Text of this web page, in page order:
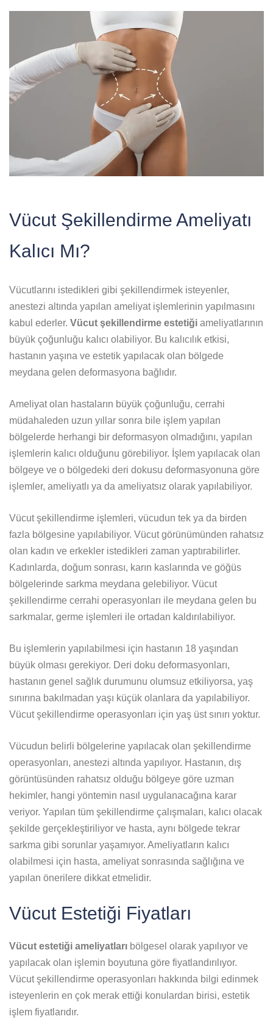
Vücut Şekillendirme Ameliyatı
Kalıcı Mı?
Vücutlarını istedikleri gibi şekillendirmek isteyenler,
anestezi altında yapılan ameliyat işlemlerinin yapılmasını
kabul ederler. Vücut şekillendirme estetiği ameliyatlarının
büyük çoğunluğu kalıcı olabiliyor. Bu kalıcılık etkisi,
hastanın yaşına ve estetik yapılacak olan bölgede
meydana gelen deformasyona bağlıdır.
Ameliyat olan hastaların büyük çoğunluğu, cerrahi
müdahaleden uzun yıllar sonra bile işlem yapılan
bölgelerde herhangi bir deformasyon olmadığını, yapılan
işlemlerin kalıcı olduğunu görebiliyor. İşlem yapılacak olan
bölgeye ve o bölgedeki deri dokusu deformasyonuna göre
işlemler, ameliyatlı ya da ameliyatsız olarak yapılabiliyor.
Vücut şekillendirme işlemleri, vücudun tek ya da birden
fazla bölgesine yapılabiliyor. Vücut görünümünden rahatsız
olan kadın ve erkekler istedikleri zaman yaptırabilirler.
Kadınlarda, doğum sonrası, karın kaslarında ve göğüs
bölgelerinde sarkma meydana gelebiliyor. Vücut
şekillendirme cerrahi operasyonları ile meydana gelen bu
sarkmalar, germe işlemleri ile ortadan kaldırılabiliyor.
Bu işlemlerin yapılabilmesi için hastanın 18 yaşından
büyük olması gerekiyor. Deri doku deformasyonları,
hastanın genel sağlık durumunu olumsuz etkiliyorsa, yaş
sınırına bakılmadan yaşı küçük olanlara da yapılabiliyor.
Vücut şekillendirme operasyonları için yaş üst sınırı yoktur.
Vücudun belirli bölgelerine yapılacak olan şekillendirme
operasyonları, anestezi altında yapılıyor. Hastanın, dış
görüntüsünden rahatsız olduğu bölgeye göre uzman
hekimler, hangi yöntemin nasıl uygulanacağına karar
veriyor. Yapılan tüm şekillendirme çalışmaları, kalıcı olacak
şekilde gerçekleştiriliyor ve hasta, aynı bölgede tekrar
sarkma gibi sorunlar yaşamıyor. Ameliyatların kalıcı
olabilmesi için hasta, ameliyat sonrasında sağlığına ve
yapılan önerilere dikkat etmelidir.
Vücut Estetiği Fiyatları
Vücut estetiği ameliyatları bölgesel olarak yapılıyor ve
yapılacak olan işlemin boyutuna göre fiyatlandırılıyor.
Vücut şekillendirme operasyonları hakkında bilgi edinmek
isteyenlerin en çok merak ettiği konulardan birisi, estetik
işlem fiyatlarıdır.